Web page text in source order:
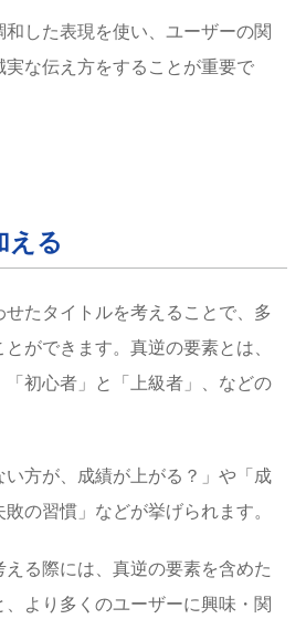
和した表現を使い、ユーザーの関
な伝え方をすることが重要で
える
たタイトルを考えることで、多
ができます。真逆の要素とは、
「初心者」と「上級者」、などの
方が、成績が上がる？」や「成
の習慣」などが挙げられます。
える際には、真逆の要素を含めた
、より多くのユーザーに興味・関